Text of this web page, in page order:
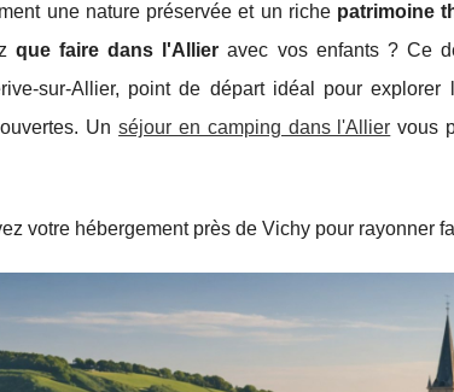
une nature préservée et un riche patrimoine
que faire dans l'Allier avec vos enfants ? Ce
sur-Allier, point de départ idéal pour
Unséjour en camping dans l'Allier vous
votre hébergement près de Vichy pour rayonner